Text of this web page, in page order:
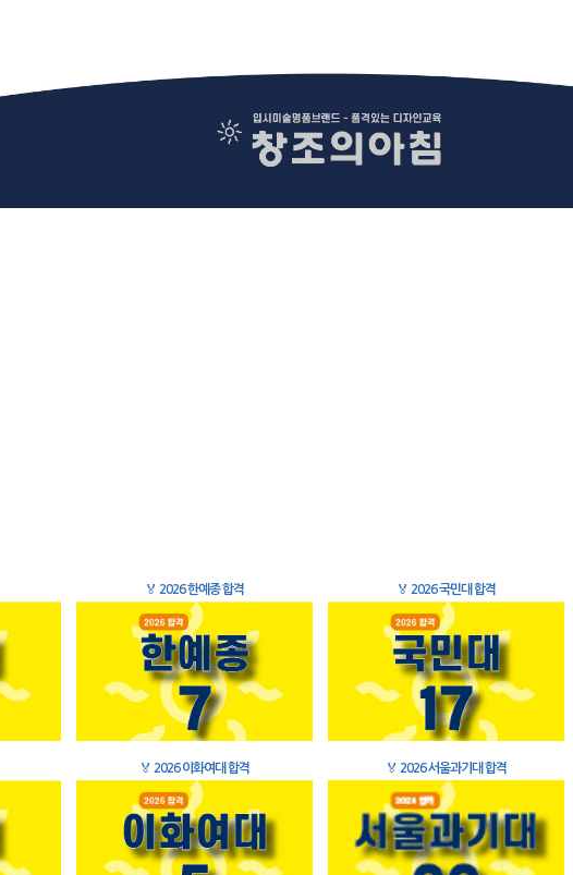
🏅 2026 한예종 합격 🏅 2026 국민대 합격
🏅 2026 이화여대 합격 🏅 2026 서울과기대 합격